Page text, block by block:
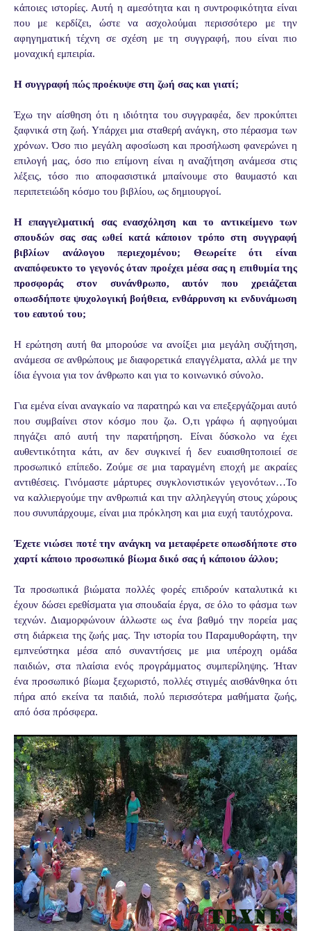
κάποιες ιστορίες. Αυτή η αμεσότητα και η συντροφικότητα είναι
που με κερδίζει, ώστε να ασχολούμαι περισσότερο με την
αφηγηματική τέχνη σε σχέση με τη συγγραφή, που είναι πιο
μοναχική εμπειρία.
Η συγγραφή πώς προέκυψε στη ζωή σας και γιατί;
Έχω την αίσθηση ότι η ιδιότητα του συγγραφέα, δεν προκύπτει
ξαφνικά στη ζωή. Υπάρχει μια σταθερή ανάγκη, στο πέρασμα των
χρόνων. Όσο πιο μεγάλη αφοσίωση και προσήλωση φανερώνει η
επιλογή μας, όσο πιο επίμονη είναι η αναζήτηση ανάμεσα στις
λέξεις, τόσο πιο αποφασιστικά μπαίνουμε στο θαυμαστό και
περιπετειώδη κόσμο του βιβλίου, ως δημιουργοί.
Η επαγγελματική σας ενασχόληση και το αντικείμενο των
σπουδών σας σας ωθεί κατά κάποιον τρόπο στη συγγραφή
βιβλίων ανάλογου περιεχομένου; Θεωρείτε ότι είναι
αναπόφευκτο το γεγονός όταν προέχει μέσα σας η επιθυμία της
προσφοράς στον συνάνθρωπο, αυτόν που χρειάζεται
οπωσδήποτε ψυχολογική βοήθεια, ενθάρρυνση κι ενδυνάμωση
του εαυτού του;
Η ερώτηση αυτή θα μπορούσε να ανοίξει μια μεγάλη συζήτηση,
ανάμεσα σε ανθρώπους με διαφορετικά επαγγέλματα, αλλά με την
ίδια έγνοια για τον άνθρωπο και για το κοινωνικό σύνολο.
Για εμένα είναι αναγκαίο να παρατηρώ και να επεξεργάζομαι αυτό
που συμβαίνει στον κόσμο που ζω. Ο,τι γράφω ή αφηγούμαι
πηγάζει από αυτή την παρατήρηση. Είναι δύσκολο να έχει
αυθεντικότητα κάτι, αν δεν συγκινεί ή δεν ευαισθητοποιεί σε
προσωπικό επίπεδο. Ζούμε σε μια ταραγμένη εποχή με ακραίες
αντιθέσεις. Γινόμαστε μάρτυρες συγκλονιστικών γεγονότων…Το
να καλλιεργούμε την ανθρωπιά και την αλληλεγγύη στους χώρους
που συνυπάρχουμε, είναι μια πρόκληση και μια ευχή ταυτόχρονα.
Έχετε νιώσει ποτέ την ανάγκη να μεταφέρετε οπωσδήποτε στο
χαρτί κάποιο προσωπικό βίωμα δικό σας ή κάποιου άλλου;
Τα προσωπικά βιώματα πολλές φορές επιδρούν καταλυτικά κι
έχουν δώσει ερεθίσματα για σπουδαία έργα, σε όλο το φάσμα των
τεχνών. Διαμορφώνουν άλλωστε ως ένα βαθμό την πορεία μας
στη διάρκεια της ζωής μας. Την ιστορία του Παραμυθοράφτη, την
εμπνεύστηκα μέσα από συναντήσεις με μια υπέροχη ομάδα
παιδιών, στα πλαίσια ενός προγράμματος συμπερίληψης. Ήταν
ένα προσωπικό βίωμα ξεχωριστό, πολλές στιγμές αισθάνθηκα ότι
πήρα από εκείνα τα παιδιά, πολύ περισσότερα μαθήματα ζωής,
από όσα πρόσφερα.